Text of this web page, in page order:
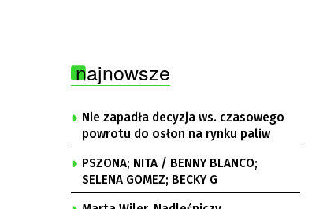
najnowsze
Nie zapadła decyzja ws. czasowego
powrotu do osłon na rynku paliw
PSZONA; NITA / BENNY BLANCO;
SELENA GOMEZ; BECKY G